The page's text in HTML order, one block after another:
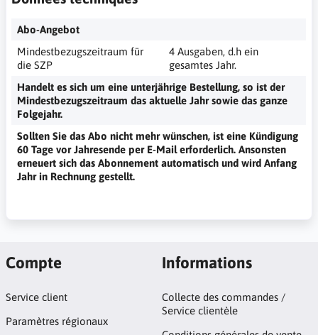
Abo-Angebot
Mindestbezugszeitraum für
die SZP
4 Ausgaben, d.h ein
gesamtes Jahr.
Handelt es sich um eine unterjährige Bestellung, so ist der
Mindestbezugszeitraum das aktuelle Jahr sowie das ganze
Folgejahr.
Sollten Sie das Abo nicht mehr wünschen, ist eine Kündigung
60 Tage vor Jahresende per E-Mail erforderlich. Ansonsten
erneuert sich das Abonnement automatisch und wird Anfang
Jahr in Rechnung gestellt.
Compte
Service client
Paramètres régionaux
Informations
Collecte des commandes /
Service clientèle